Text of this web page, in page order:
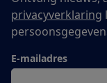
privacyverklaring
E-mailadres